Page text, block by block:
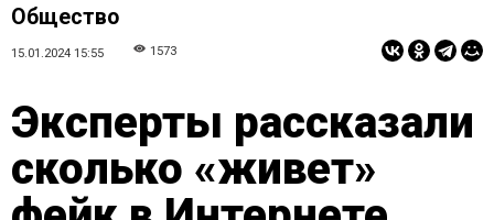
Общество
15.01.2024 15:55 1573
Эксперты рассказали
сколько «живет»